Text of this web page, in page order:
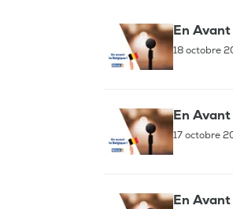
En
18 octobre
En
17 octobre
En